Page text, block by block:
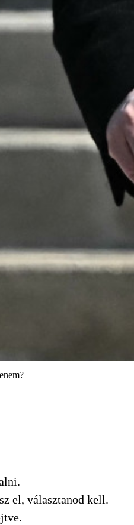
el, választanod kell.